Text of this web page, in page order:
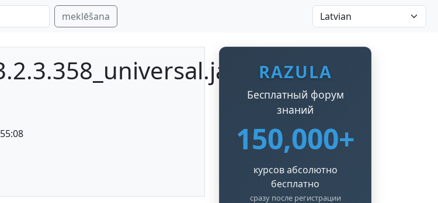
meklēšana
RAZULA
Бесплатный форум
знаний
150,000+
курсов абсолютно
бесплатно
сразу после регистрации